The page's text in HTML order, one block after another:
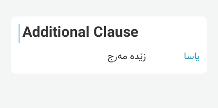
Additional Clause
یاسا زێدە مەرج